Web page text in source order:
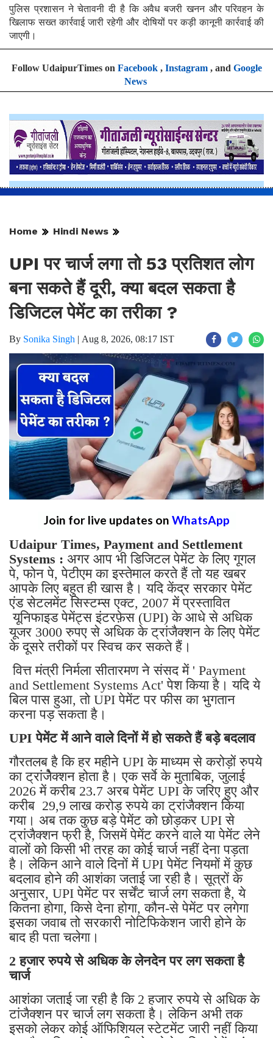
पुलिस प्रशासन ने चेतावनी दी है कि अवैध बजरी खनन और परिवहन के
खिलाफ सख्त कार्रवाई जारी रहेगी और दोषियों पर कड़ी कानूनी कार्रवाई की
जाएगी।
Follow UdaipurTimes on Facebook, Instagram, and Google
News
Home Hindi News
UPI पर चार्ज लगा तो 53 प्रतिशत लोग
बना सकते हैं दूरी, क्या बदल सकता है
डिजिटल पेमेंट का तरीका ?
By Sonika Singh | Aug 8, 2026, 08:17 IST
Join for live updates on WhatsApp
Udaipur Times, Payment and Settlement
Systems : अगर आप भी डिजिटल पेमेंट के लिए गूगल
पे, फोन पे, पेटीएम का इस्तेमाल करते हैं तो यह खबर
आपके लिए बहुत ही खास है। यदि केंद्र सरकार पेमेंट
एंड सेटलमेंट सिस्टम्स एक्ट, 2007 में प्रस्तावित
यूनिफाइड पेमेंट्स इंटरफ़ेस (UPI) के आधे से अधिक
यूजर 3000 रुपए से अधिक के ट्रांजैक्शन के लिए पेमेंट
के दूसरे तरीकों पर स्विच कर सकते हैं।
वित्त मंत्री निर्मला सीतारमण ने संसद में ' Payment
and Settlement Systems Act' पेश किया है। यदि ये
बिल पास हुआ, तो UPI पेमेंट पर फीस का भुगतान
करना पड़ सकता है।
UPI पेमेंट में आने वाले दिनों में हो सकते हैं बड़े बदलाव
गौरतलब है कि हर महीने UPI के माध्यम से करोड़ों रुपये
का ट्रांजेैक्शन होता है। एक सर्वे के मुताबिक, जुलाई
2026 में करीब 23.7 अरब पेमेंट UPI के जरिए हुए और
करीब 29,9 लाख करोड़ रुपये का ट्रांजैक्शन किया
गया। अब तक कुछ बड़े पेमेंट को छोड़कर UPI से
ट्रांजैक्शन फ्री है, जिसमें पेमेंट करने वाले या पेमेंट लेने
वालों को किसी भी तरह का कोई चार्ज नहीं देना पड़ता
है। लेकिन आने वाले दिनों में UPI पेमेंट नियमों में कुछ
बदलाव होने की आशंका जताई जा रही है। सूत्रों के
अनुसार, UPI पेमेंट पर सर्चेंट चार्ज लग सकता है, ये
कितना होगा, किसे देना होगा, कौन-से पेमेंट पर लगेगा
इसका जवाब तो सरकारी नोटिफिकेशन जारी होने के
बाद ही पता चलेगा।
2 हजार रुपये से अधिक के लेनदेन पर लग सकता है
चार्ज
आशंका जताई जा रही है कि 2 हजार रुपये से अधिक के
टांजैक्शन पर चार्ज लग सकता है। लेकिन अभी तक
इसको लेकर कोई ऑफिशियल स्टेटमेंट जारी नहीं किया